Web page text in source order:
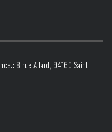
8 rue Allard, 94160 Saint